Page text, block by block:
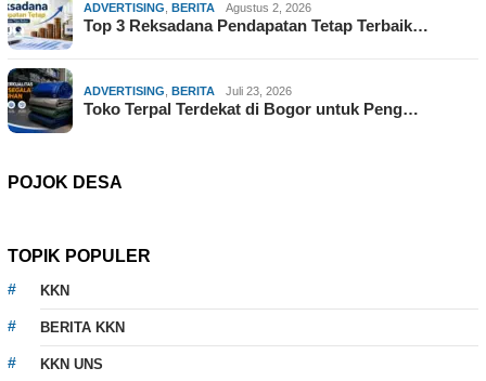
ADVERTISING, BERITA Agustus 2, 2026
Top 3 Reksadana Pendapatan Tetap Terbaik…
ADVERTISING, BERITA Juli 23, 2026
Toko Terpal Terdekat di Bogor untuk Peng…
POJOK DESA
TOPIK POPULER
KKN
BERITA KKN
KKN UNS